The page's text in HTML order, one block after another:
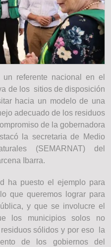
referente nacional en el
de los sitios de disposición
hacia un modelo de una
adecuado de los residuos
de la gobernadora
la secretaria de Medio
(SEMARNAT) del
Ibarra.
ha puesto el ejemplo para
que queremos lograr para
y que se involucre el
los municipios solos no
sólidos y por eso la
de los gobiernos del